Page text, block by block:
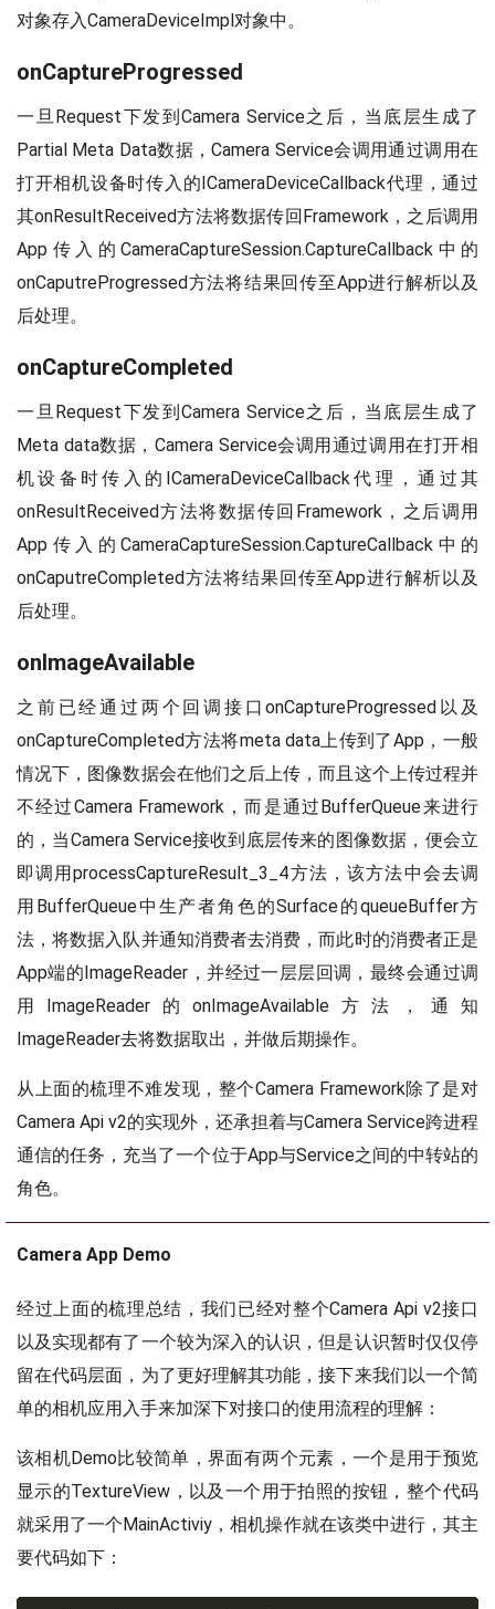
对象存入CameraDeviceImpl对象中。
onCaptureProgressed
一旦Request下发到Camera Service之后，当底层生成了
Partial Meta Data数据，Camera Service会调用通过调用在
打开相机设备时传入的ICameraDeviceCallback代理，通过
其onResultReceived方法将数据传回Framework，之后调用
App传入的CameraCaptureSession.CaptureCallback中的
onCaputreProgressed方法将结果回传至App进行解析以及
后处理。
onCaptureCompleted
一旦Request下发到Camera Service之后，当底层生成了
Meta data数据，Camera Service会调用通过调用在打开相
机设备时传入的ICameraDeviceCallback代理，通过其
onResultReceived方法将数据传回Framework，之后调用
App传入的CameraCaptureSession.CaptureCallback中的
onCaputreCompleted方法将结果回传至App进行解析以及
后处理。
onImageAvailable
之前已经通过两个回调接口onCaptureProgressed以及
onCaptureCompleted方法将meta data上传到了App，一般
情况下，图像数据会在他们之后上传，而且这个上传过程并
不经过Camera Framework，而是通过BufferQueue来进行
的，当Camera Service接收到底层传来的图像数据，便会立
即调用processCaptureResult_3_4方法，该方法中会去调
用BufferQueue中生产者角色的Surface的queueBuffer方
法，将数据入队并通知消费者去消费，而此时的消费者正是
App端的ImageReader，并经过一层层回调，最终会通过调
用ImageReader的onImageAvailable方法，通知
ImageReader去将数据取出，并做后期操作。
从上面的梳理不难发现，整个Camera Framework除了是对
Camera Api v2的实现外，还承担着与Camera Service跨进程
通信的任务，充当了一个位于App与Service之间的中转站的
角色。
Camera App Demo
经过上面的梳理总结，我们已经对整个Camera Api v2接口
以及实现都有了一个较为深入的认识，但是认识暂时仅仅停
留在代码层面，为了更好理解其功能，接下来我们以一个简
单的相机应用入手来加深下对接口的使用流程的理解：
该相机Demo比较简单，界面有两个元素，一个是用于预览
显示的TextureView，以及一个用于拍照的按钮，整个代码
就采用了一个MainActiviy，相机操作就在该类中进行，其主
要代码如下：